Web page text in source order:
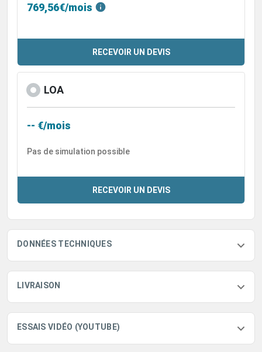
769,56€/mois
RECEVOIR UN DEVIS
LOA
-- €/mois
Pas de simulation possible
RECEVOIR UN DEVIS
DONNÉES TECHNIQUES
LIVRAISON
ESSAIS VIDÉO (YOUTUBE)